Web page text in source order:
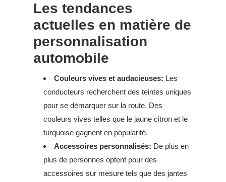
Les tendances
actuelles en matière de
personnalisation
automobile
Couleurs vives et audacieuses: Les
conducteurs recherchent des teintes uniques
pour se démarquer sur la route. Des
couleurs vives telles que le jaune citron et le
turquoise gagnent en popularité.
Accessoires personnalisés: De plus en
plus de personnes optent pour des
accessoires sur mesure tels que des jantes